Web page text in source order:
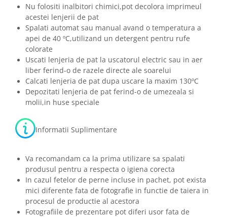
Nu folositi inalbitori chimici,pot decolora imprimeul
acestei lenjerii de pat
Spalati automat sau manual avand o temperatura a
apei de 40 ºC,utilizand un detergent pentru rufe
colorate
Uscati lenjeria de pat la uscatorul electric sau in aer
liber ferind-o de razele directe ale soarelui
Calcati lenjeria de pat dupa uscare la maxim 130ºC
Depozitati lenjeria de pat ferind-o de umezeala si
molii,in huse speciale
Informatii Suplimentare
Va recomandam ca la prima utilizare sa spalati
produsul pentru a respecta o igiena corecta
In cazul fetelor de perne incluse in pachet, pot exista
mici diferente fata de fotografie in functie de taiera in
procesul de productie al acestora
Fotografiile de prezentare pot diferi usor fata de